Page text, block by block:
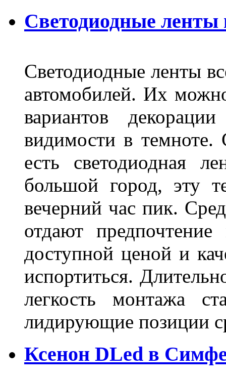
Светодиодные
Светодиодные ленты
автомобилей. Их
вариантов
видимости в темноте.
есть светодиодная
большой город, эту
вечерний час пик.
отдают
доступной ценой и
испортиться.
легкость монтажа
лидирующие
Ксенон DLed в